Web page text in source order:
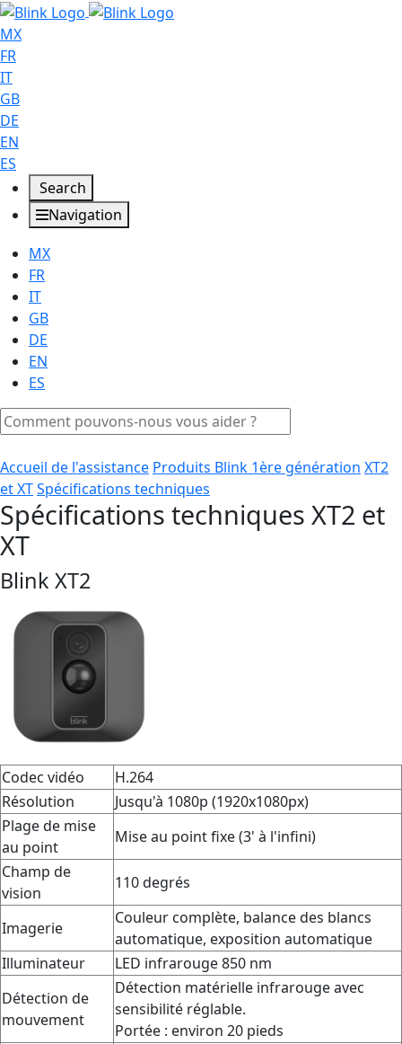
MX
FR
IT
GB
DE
EN
ES
Search
Navigation
MX
FR
IT
GB
DE
EN
ES
Accueil de l'assistance Produits Blink 1ère génération XT2
et XTSpécifications techniques
Spécifications techniques XT2 et
XT
Blink XT2
Codec vidéo
H.264
Résolution
Jusqu'à 1080p (1920x1080px)
Plage de mise
au point
Mise au point fixe (3' à l'infini)
Champ de
vision
110 degrés
Imagerie
Couleur complète, balance des blancs
automatique, exposition automatique
Illuminateur
LED infrarouge 850 nm
Détection de
mouvement
Détection matérielle infrarouge avec
sensibilité réglable.
Portée : environ 20 pieds